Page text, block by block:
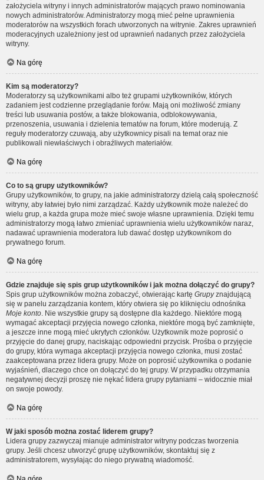
założyciela witryny i innych administratorów mających prawo nominowania
nowych administratorów. Administratorzy mogą mieć pełne uprawnienia
moderatorów na wszystkich forach utworzonych na witrynie. Zakres uprawnień
moderacyjnych uzależniony jest od uprawnień nadanych przez założyciela
witryny.
Na górę
Kim są moderatorzy?
Moderatorzy są użytkownikami albo też grupami użytkowników, których
zadaniem jest codzienne przeglądanie forów. Mają oni możliwość zmiany
treści lub usuwania postów, a także blokowania, odblokowywania,
przenoszenia, usuwania i dzielenia tematów na forum, które moderują. Z
reguły moderatorzy czuwają, aby użytkownicy pisali na temat oraz nie
publikowali niewłaściwych i obraźliwych materiałów.
Na górę
Co to są grupy użytkowników?
Grupy użytkowników, to grupy, na jakie administratorzy dzielą całą społeczność
witryny, aby łatwiej było nimi zarządzać. Każdy użytkownik może należeć do
wielu grup, a każda grupa może mieć swoje własne uprawnienia. Dzięki temu
administratorzy mogą łatwo zmieniać uprawnienia wielu użytkowników naraz,
nadawać uprawnienia moderatora lub dawać dostęp użytkownikom do
prywatnego forum.
Na górę
Gdzie znajduje się spis grup użytkowników i jak można dołączyć do grupy?
Spis grup użytkowników można zobaczyć, otwierając kartę Grupyznajdującą
się w panelu zarządzania kontem, który otwiera się po kliknięciu odnośnika
Moje konto. Nie wszystkie grupy są dostępne dla każdego. Niektóre mogą
wymagać akceptacji przyjęcia nowego członka, niektóre mogą być zamknięte,
a jeszcze inne mogą mieć ukrytych członków. Użytkownik może poprosić o
przyjęcie do danej grupy, naciskając odpowiedni przycisk. Prośba o przyjęcie
do grupy, która wymaga akceptacji przyjęcia nowego członka, musi zostać
zaakceptowana przez lidera grupy. Może on poprosić użytkownika o podanie
wyjaśnień, dlaczego chce on dołączyć do tej grupy. W przypadku otrzymania
negatywnej decyzji proszę nie nękać lidera grupy pytaniami – widocznie miał
on swoje powody.
Na górę
W jaki sposób można zostać liderem grupy?
Lidera grupy zazwyczaj mianuje administrator witryny podczas tworzenia
grupy. Jeśli chcesz utworzyć grupę użytkowników, skontaktuj się z
administratorem, wysyłając do niego prywatną wiadomość.